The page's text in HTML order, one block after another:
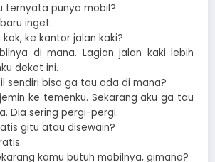
ternyata punya mobil?
inget.
kok, ke kantor jalan kaki?
di mana. Lagian jalan kaki lebih
deket ini.
sendiri bisa ga tau ada di mana?
ke temenku. Sekarang aku ga tau
Dia sering pergi-pergi.
gitu atau disewain?
kamu butuh mobilnya, gimana?